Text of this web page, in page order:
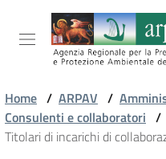
Salta al contenuto
Salta alla navigazione
Salta al footer
ARPAV
Home / ARPAV /
Consulenti e collaboratori /
Titolari di incarichi di